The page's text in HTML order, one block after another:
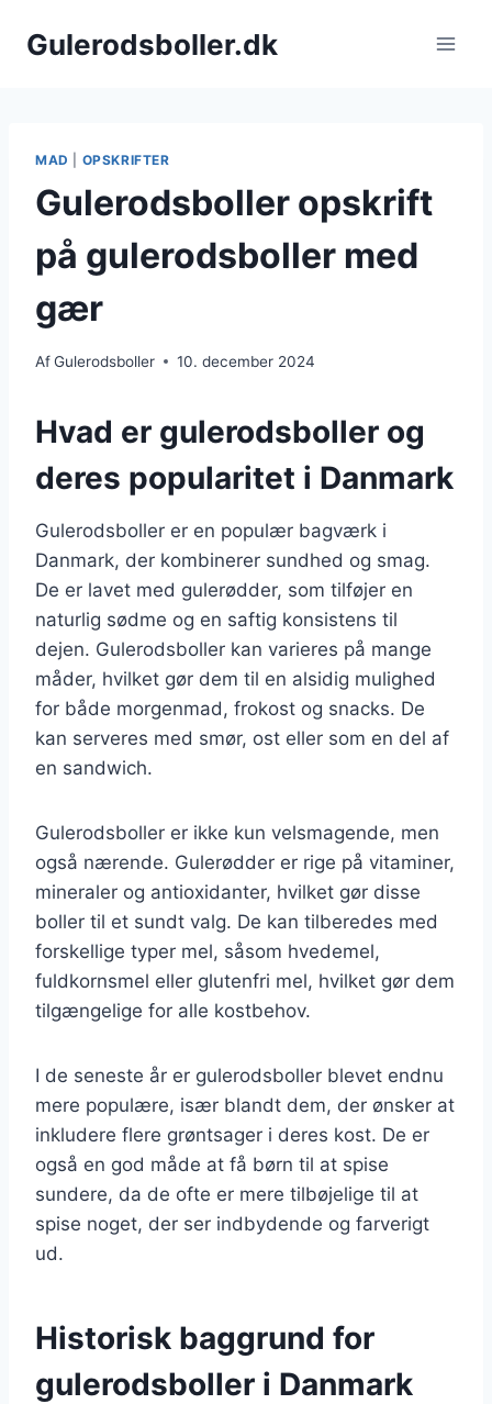
Gulerodsboller.dk
MAD OPSKRIFTER
Gulerodsboller opskrift
på gulerodsboller med
gær
AfGulerodsboller 10. december 2024
Hvad er gulerodsboller og
deres popularitet i Danmark
Gulerodsboller er en populær bagværk i
Danmark, der kombinerer sundhed og smag.
De er lavet med gulerødder, som tilføjer en
naturlig sødme og en saftig konsistens til
dejen. Gulerodsboller kan varieres på mange
måder, hvilket gør dem til en alsidig mulighed
for både morgenmad, frokost og snacks. De
kan serveres med smør, ost eller som en del af
en sandwich.
Gulerodsboller er ikke kun velsmagende, men
også nærende. Gulerødder er rige på vitaminer,
mineraler og antioxidanter, hvilket gør disse
boller til et sundt valg. De kan tilberedes med
forskellige typer mel, såsom hvedemel,
fuldkornsmel eller glutenfri mel, hvilket gør dem
tilgængelige for alle kostbehov.
I de seneste år er gulerodsboller blevet endnu
mere populære, især blandt dem, der ønsker at
inkludere flere grøntsager i deres kost. De er
også en god måde at få børn til at spise
sundere, da de ofte er mere tilbøjelige til at
spise noget, der ser indbydende og farverigt
ud.
Historisk baggrund for
gulerodsboller i Danmark